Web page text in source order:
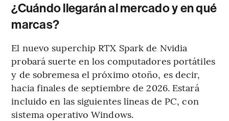
¿Cuándo llegarán al mercado y en qué
marcas?
El nuevo superchip RTX Spark de Nvidia
probará suerte en los computadores portátiles
y de sobremesa el próximo otoño, es decir,
hacia finales de septiembre de 2026. Estará
incluido en las siguientes líneas de PC, con
sistema operativo Windows.